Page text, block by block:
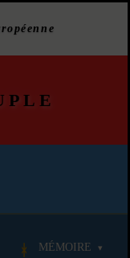
MÉMOIRE